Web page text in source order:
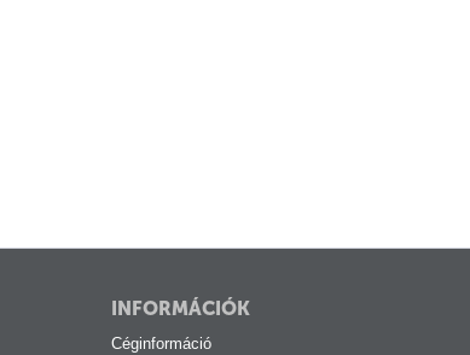
INFORMÁCIÓK
Céginformáció